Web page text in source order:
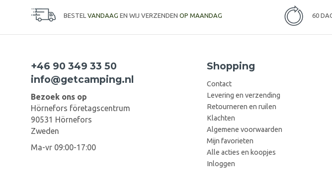
BESTEL VANDAAG EN WIJ VERZENDEN OP MAANDAG 60
+46 90 349 33 50
info@getcamping.nl
Bezoek ons op
Hörnefors företagscentrum
90531 Hörnefors
Zweden
Ma-vr 09:00-17:00
Shopping
Contact
Levering en verzending
Retourneren en ruilen
Klachten
Algemene voorwaarden
Mijn favorieten
Alle acties en koopjes
Inloggen